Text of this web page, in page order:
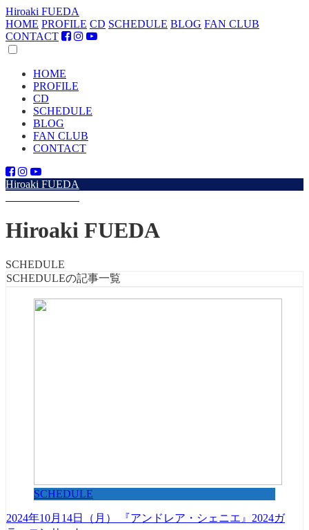
Hiroaki FUEDA
HOME PROFILE CD SCHEDULE BLOG FAN CLUB
CONTACT
HOME
PROFILE
CD
SCHEDULE
BLOG
FAN CLUB
CONTACT
Hiroaki FUEDA
Hiroaki FUEDA
SCHEDULE
SCHEDULEの記事一覧
SCHEDULE
2024年10月14日（月） 『アンドレア・シェニエ』2024ガ